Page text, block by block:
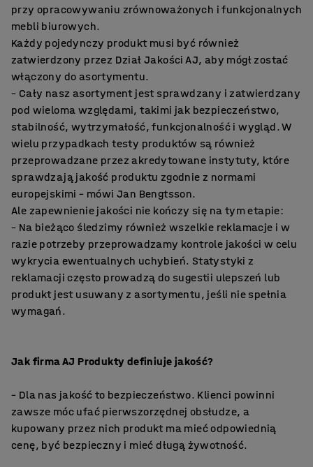
przy opracowywaniu zrównoważonych i funkcjonalnych
mebli biurowych.
Każdy pojedynczy produkt musi być również
zatwierdzony przez Dział Jakości AJ, aby mógł zostać
włączony do asortymentu.
– Cały nasz asortyment jest sprawdzany i zatwierdzany
pod wieloma względami, takimi jak bezpieczeństwo,
stabilność, wytrzymałość, funkcjonalność i wygląd. W
wielu przypadkach testy produktów są również
przeprowadzane przez akredytowane instytuty, które
sprawdzają jakość produktu zgodnie z normami
europejskimi – mówi Jan Bengtsson.
Ale zapewnienie jakości nie kończy się na tym etapie:
– Na bieżąco śledzimy również wszelkie reklamacje i w
razie potrzeby przeprowadzamy kontrole jakości w celu
wykrycia ewentualnych uchybień. Statystyki z
reklamacji często prowadzą do sugestii ulepszeń lub
produkt jest usuwany z asortymentu, jeśli nie spełnia
wymagań.
Jak firma AJ Produkty definiuje jakość?
– Dla nas jakość to bezpieczeństwo. Klienci powinni
zawsze móc ufać pierwszorzędnej obsłudze, a
kupowany przez nich produkt ma mieć odpowiednią
cenę, być bezpieczny i mieć długą żywotność.